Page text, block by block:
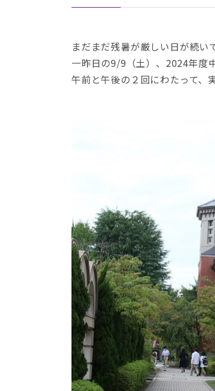
まだまだ残暑が厳しい日が続い
一昨日の9/9（土）、2024年度
午前と午後の２回にわたって、